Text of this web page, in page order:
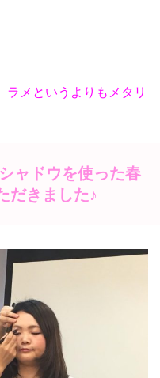
メというよりもメタリ
ャドウを使った春
だきました♪